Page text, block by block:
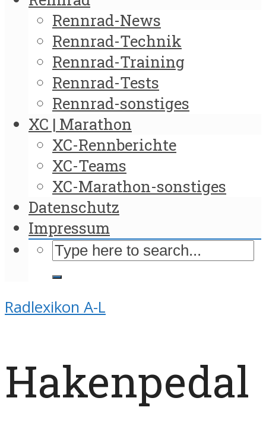
Rennrad-News
Rennrad-Technik
Rennrad-Training
Rennrad-Tests
Rennrad-sonstiges
XC | Marathon
XC-Rennberichte
XC-Teams
XC-Marathon-sonstiges
Datenschutz
Impressum
Radlexikon A-L
Hakenpedal